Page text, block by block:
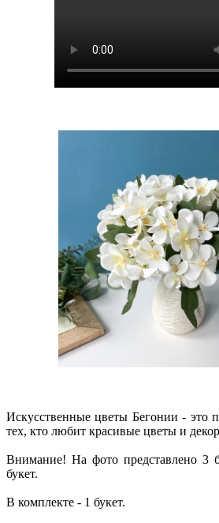
Искусственные цветы Бегонии - это
тех, кто любит красивые цветы и
Внимание! На фото представлено 3
букет.
В комплекте - 1 букет.